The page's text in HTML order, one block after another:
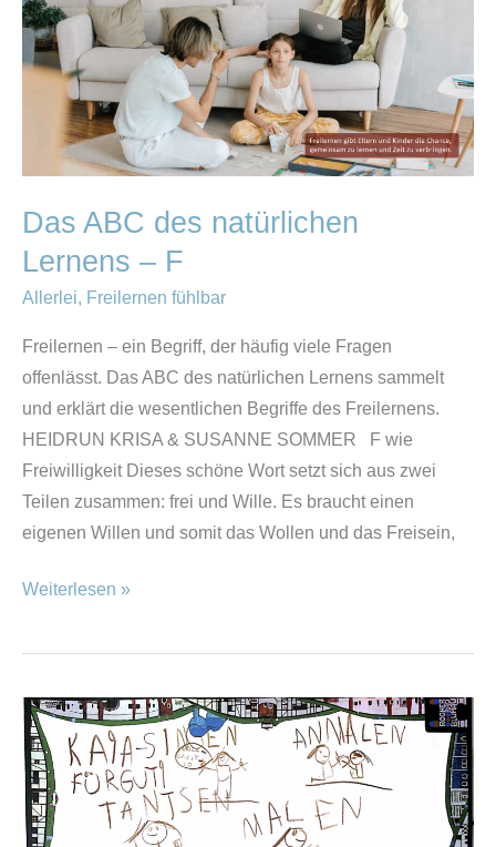
Das ABC des natürlichen
Lernens – F
Allerlei, Freilernen fühlbar
Freilernen – ein Begriff, der häufig viele Fragen
offenlässt. Das ABC des natürlichen Lernens sammelt
und erklärt die wesentlichen Begriffe des Freilernens.
HEIDRUN KRISA & SUSANNE SOMMER F wie
Freiwilligkeit Dieses schöne Wort setzt sich aus zwei
Teilen zusammen: frei und Wille. Es braucht einen
eigenen Willen und somit das Wollen und das Freisein,
des
natürlichen
Lernens
Weiterlesen »
TAU04,
Ver-
rückter
Alltag
einer